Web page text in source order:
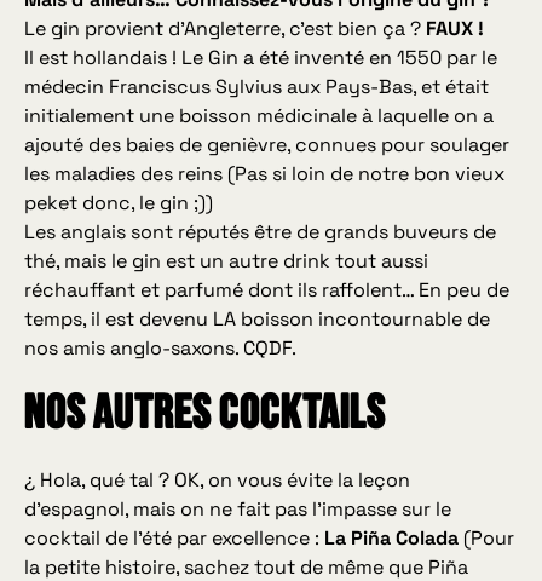
Le gin provient d’Angleterre, c’est bien ça ?FAUX !
Il est hollandais ! Le Gin a été inventé en 1550 par le
médecin Franciscus Sylvius aux Pays-Bas, et était
initialement une boisson médicinale à laquelle on a
ajouté des baies de genièvre, connues pour soulager
les maladies des reins (Pas si loin de notre bon vieux
peket donc, le gin ;))
Les anglais sont réputés être de grands buveurs de
thé, mais le gin est un autre drink tout aussi
réchauffant et parfumé dont ils raffolent… En peu de
temps, il est devenu LA boisson incontournable de
nos amis anglo-saxons. CQDF.
Nos autres cocktails
¿ Hola, qué tal ?OK, on vous évite la leçon
d’espagnol, mais on ne fait pas l’impasse sur le
cocktail de l’été par excellence : La Piña Colada(Pour
la petite histoire, sachez tout de même que Piña